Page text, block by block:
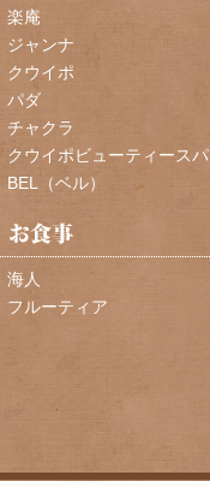
楽庵
ジャンナ
クウイポ
パダ
チャクラ
クウイポビューティースパ
BEL（ベル）
海人
フルーティア